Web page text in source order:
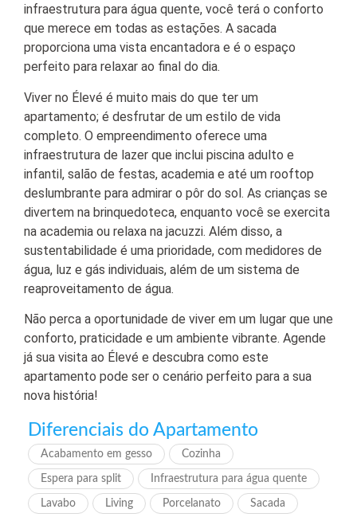
infraestrutura para água quente, você terá o conforto
que merece em todas as estações. A sacada
proporciona uma vista encantadora e é o espaço
perfeito para relaxar ao final do dia.
Viver no Élevé é muito mais do que ter um
apartamento; é desfrutar de um estilo de vida
completo. O empreendimento oferece uma
infraestrutura de lazer que inclui piscina adulto e
infantil, salão de festas, academia e até um rooftop
deslumbrante para admirar o pôr do sol. As crianças se
divertem na brinquedoteca, enquanto você se exercita
na academia ou relaxa na jacuzzi. Além disso, a
sustentabilidade é uma prioridade, com medidores de
água, luz e gás individuais, além de um sistema de
reaproveitamento de água.
Não perca a oportunidade de viver em um lugar que une
conforto, praticidade e um ambiente vibrante. Agende
já sua visita ao Élevé e descubra como este
apartamento pode ser o cenário perfeito para a sua
nova história!
Diferenciais do Apartamento
Acabamento em gesso Cozinha
Espera para split Infraestrutura para água quente
Lavabo Living Porcelanato Sacada